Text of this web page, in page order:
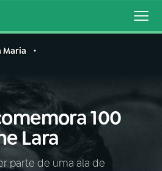
Buscar
Maria
100
Lara
parte de uma ala de